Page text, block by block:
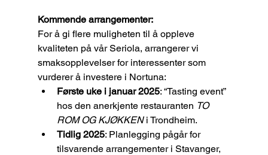
Kommende arrangementer:
For å gi flere muligheten til å oppleve
kvaliteten på vår Seriola, arrangerer vi
smaksopplevelser for interessenter som
vurderer å investere i Nortuna:
Første uke i januar 2025: “Tasting event”
hos den anerkjente restauranten TO
ROM OG KJØKKEN i Trondheim.
Tidlig 2025: Planlegging pågår for
tilsvarende arrangementer i Stavanger,